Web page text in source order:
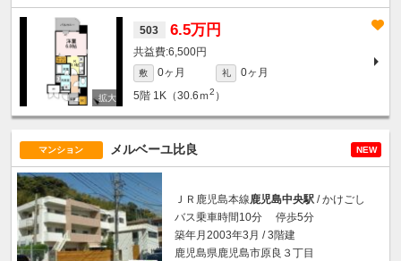
503 6.5万円
6,500円
敷 0ヶ月 礼
0ヶ月
5階 1K（30.6ｍ2 ）
マンション メルベーユ比良 NEW
ＪＲ鹿児島本線鹿児島中央駅 / かけごし
バス乗車時間10分 停歩5分
築年月2003年3月 / 3階建
鹿児島県鹿児島市原良３丁目